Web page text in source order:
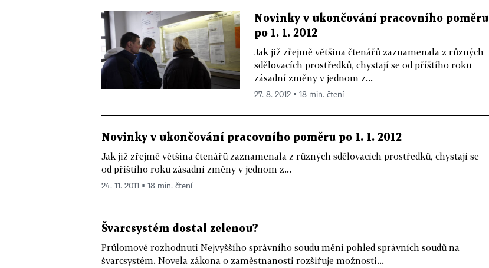
Novinky v ukončování pracovního poměru
po 1. 1. 2012
Jak již zřejmě většina čtenářů zaznamenala z různých
sdělovacích prostředků, chystají se od příštího roku
zásadní změny v jednom z...
27. 8. 2012 ▪ 18 min. čtení
Novinky v ukončování pracovního poměru po 1. 1. 2012
Jak již zřejmě většina čtenářů zaznamenala z různých sdělovacích prostředků, chystají se
od příštího roku zásadní změny v jednom z...
24. 11. 2011 ▪ 18 min. čtení
Švarcsystém dostal zelenou?
Průlomové rozhodnutí Nejvyššího správního soudu mění pohled správních soudů na
švarcsystém. Novela zákona o zaměstnanosti rozšiřuje možnosti...